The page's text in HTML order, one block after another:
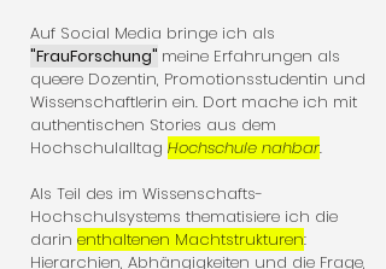
Auf Social Media bringe ich als
"FrauForschung" meine Erfahrungen als
queere Dozentin, Promotionsstudentin und
Wissenschaftlerin ein. Dort mache ich mit
authentischen Stories aus dem
Hochschulalltag Hochschule nahbar.
Als Teil des im Wissenschafts-
Hochschulsystems thematisiere ich die
darin enthaltenen Machtstrukturen:
Hierarchien, Abhängigkeiten und die Frage,